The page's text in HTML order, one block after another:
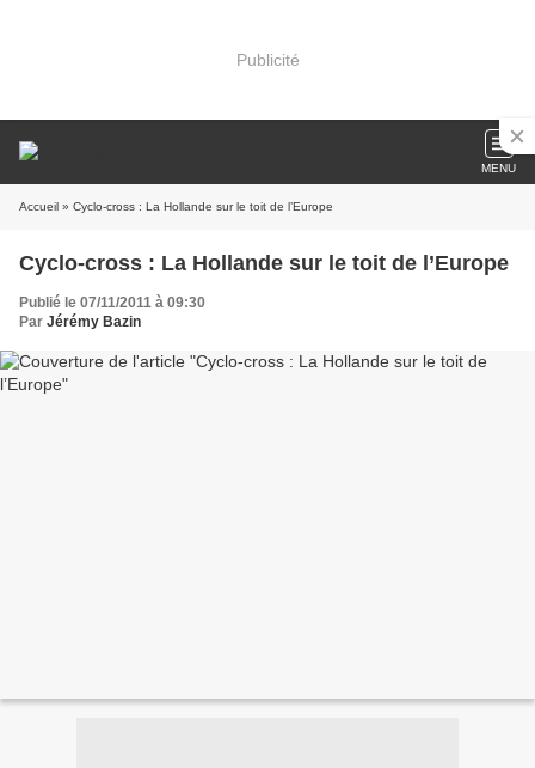
Publicité
MENU
Accueil » Cyclo-cross : La Hollande sur le toit de l’Europe
Cyclo-cross : La Hollande sur le toit de l’Europe
Publié le 07/11/2011 à 09:30
Par Jérémy Bazin